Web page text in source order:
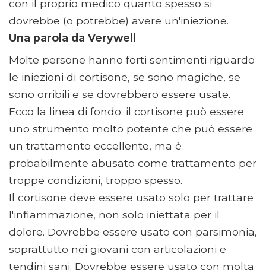
con il proprio medico quanto spesso si
dovrebbe (o potrebbe) avere un'iniezione.
Una parola da Verywell
Molte persone hanno forti sentimenti riguardo
le iniezioni di cortisone, se sono magiche, se
sono orribili e se dovrebbero essere usate.
Ecco la linea di fondo: il cortisone può essere
uno strumento molto potente che può essere
un trattamento eccellente, ma è
probabilmente abusato come trattamento per
troppe condizioni, troppo spesso.
Il cortisone deve essere usato solo per trattare
l'infiammazione, non solo iniettata per il
dolore. Dovrebbe essere usato con parsimonia,
soprattutto nei giovani con articolazioni e
tendini sani. Dovrebbe essere usato con molta